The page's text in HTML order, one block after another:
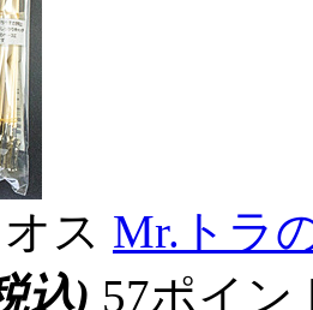
ス Mr.トラ
込) 57ポイ